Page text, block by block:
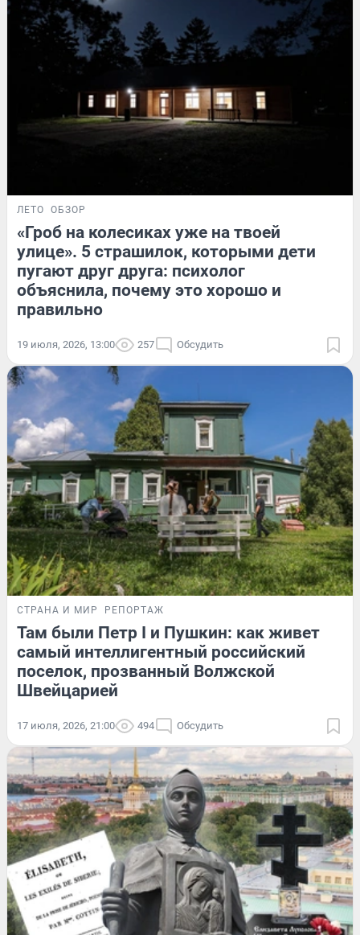
ЛЕТО ОБЗОР
«Гроб на колесиках уже на твоей
улице». 5 страшилок, которыми дети
пугают друг друга: психолог
объяснила, почему это хорошо и
правильно
19 июля, 2026, 13:00 257 Обсудить
СТРАНА И МИР РЕПОРТАЖ
Там были Петр I и Пушкин: как живет
самый интеллигентный российский
поселок, прозванный Волжской
Швейцарией
17 июля, 2026, 21:00 494 Обсудить